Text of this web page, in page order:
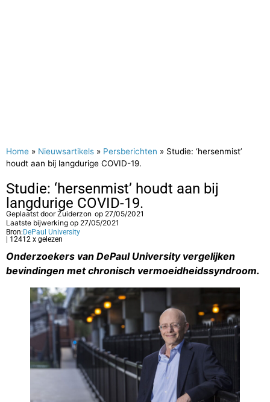
Home » Nieuwsartikels » Persberichten » Studie: ‘hersenmist’
houdt aan bij langdurige COVID-19.
Studie: ‘hersenmist’ houdt aan bij
langdurige COVID-19.
Geplaatst doorZuiderzon op 27/05/2021
Laatste bijwerking op 27/05/2021
Bron: DePaul University
| 12412 x gelezen
Onderzoekers van DePaul University vergelijken
bevindingen metchronisch vermoeidheidssyndroom.